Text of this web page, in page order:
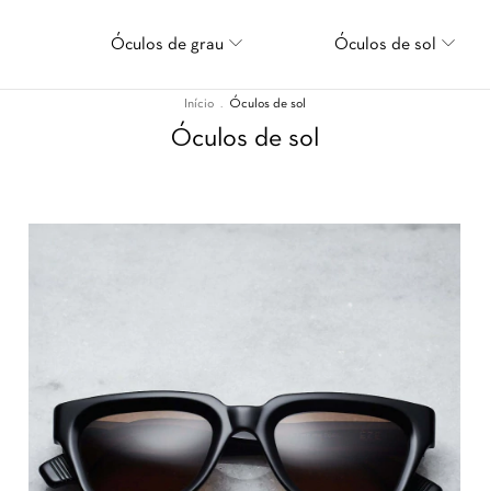
Óculos de grau Óculos de sol
Início . Óculos de sol
Óculos de sol